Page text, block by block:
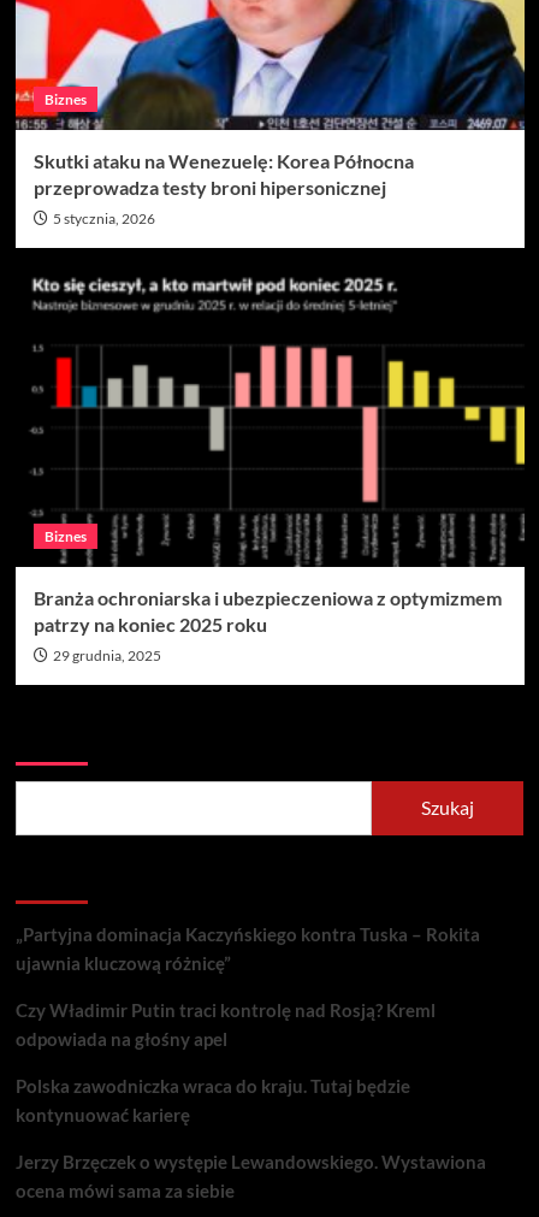
Biznes
Skutki ataku na Wenezuelę: Korea Północna
przeprowadza testy broni hipersonicznej
5 stycznia, 2026
Biznes
Branża ochroniarska i ubezpieczeniowa z optymizmem
patrzy na koniec 2025 roku
29 grudnia, 2025
Szukaj
„Partyjna dominacja Kaczyńskiego kontra Tuska – Rokita
ujawnia kluczową różnicę”
Czy Władimir Putin traci kontrolę nad Rosją? Kreml
odpowiada na głośny apel
Polska zawodniczka wraca do kraju. Tutaj będzie
kontynuować karierę
Jerzy Brzęczek o występie Lewandowskiego. Wystawiona
ocena mówi sama za siebie